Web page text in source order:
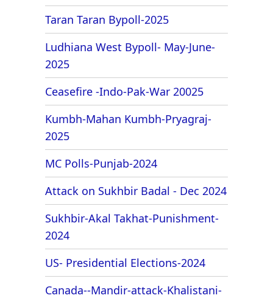
Taran Taran Bypoll-2025
Ludhiana West Bypoll- May-June-
2025
Ceasefire -Indo-Pak-War 20025
Kumbh-Mahan Kumbh-Pryagraj-
2025
MC Polls-Punjab-2024
Attack on Sukhbir Badal - Dec 2024
Sukhbir-Akal Takhat-Punishment-
2024
US- Presidential Elections-2024
Canada--Mandir-attack-Khalistani-